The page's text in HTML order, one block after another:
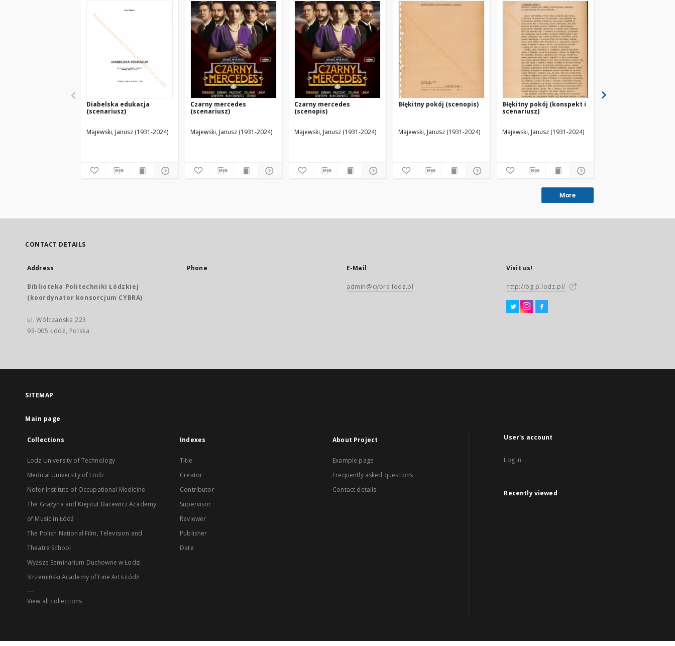
Diabelska edukacja
(scenariusz)
Majewski, Janusz (1931-2024)
Czarny mercedes
(scenariusz)
Majewski, Janusz (1931-2024)
Czarny mercedes
(scenopis)
Majewski, Janusz (1931-2024)
Błękitny pokój (scenopis)
Majewski, Janusz (1931-2024)
Błękitny pokój (konspekt i
scenariusz)
Majewski, Janusz (1931-2024)
More
CONTACT DETAILS
Address
Biblioteka Politechniki Łódzkiej
(koordynator konsorcjum CYBRA)
ul. Wólczańska 223
93-005 Łódź, Polska
Phone E-Mail
admin@cybra.lodz.pl
Visit us!
http://bg.p.lodz.pl/
SITEMAP
Main page
Collections
Lodz University of Technology
Medical University of Lodz
Nofer Institute of Occupational Medicine
The Grażyna and Kiejstut Bacewicz Academy
of Music in Łódź
The Polish National Film, Television and
Theatre School
Wyższe Seminarium Duchowne w Łodzi
Strzemiński Academy of Fine Arts Łódź
...
View all collections
Indexes
Title
Creator
Contributor
Supervisor
Reviewer
Publisher
Date
About Project
Example page
Frequently asked questions
Contact details
User's account
Log in
Recently viewed